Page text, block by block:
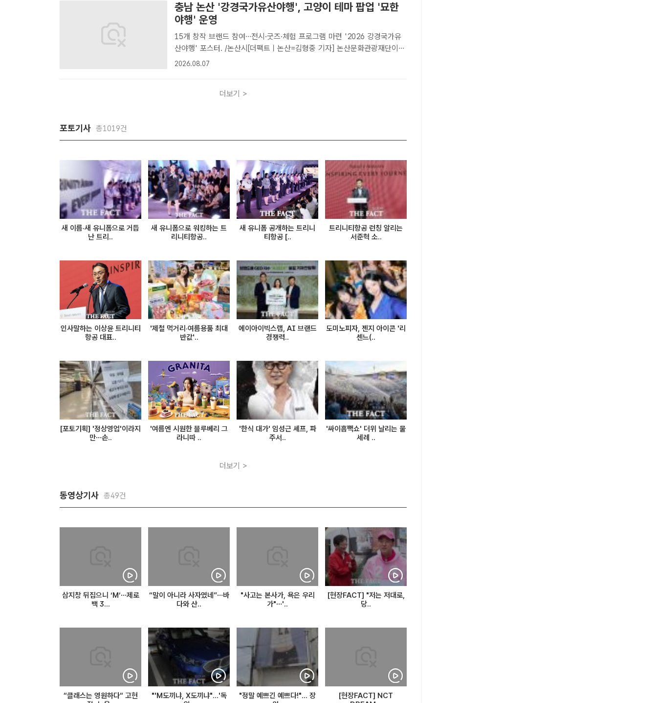
충남 논산 '강경국가유산야행', 고양이 테마 팝업 '묘한
야행' 운영
15개 창작 브랜드 참여…전시·굿즈·체험 프로그램 마련 '2026 강경국가유
산야행' 포스터. /논산시[더팩트ㅣ논산=김형중 기자] 논산문화관광재단이
'2026 강경국가유산야행' 기간 고양이를 주제로 한 특별 팝업스토어 '묘한
2026.08.07
더보기 >
포토기사 총1019건
새 이름·새 유니폼으로 거듭
난 트리..
새 유니폼으로 워킹하는 트
리니티항공..
새 유니폼 공개하는 트리니
티항공 [..
트리니티항공 런칭 알리는
서준혁 소..
인사말하는 이상윤 트리니티
항공 대표..
'제철 먹거리·여름용품 최대
반값'..
에이아이빅스랩, AI 브랜드
경쟁력..
도미노피자, 젠지 아이콘 '리
센느(..
[포토기획] '정상영업'이라지
만…손..
'여름엔 시원한 블루베리 그
라니따 ..
'한식 대가' 임성근 셰프, 파
주서..
'싸이흠뻑쇼' 더위 날리는 물
세례 ..
더보기 >
동영상기사 총49건
삼지창 뒤집으니 ‘M’…제로
백 3...
“말이 아니라 사자였네”…바
다와 산..
"사고는 본사가, 욕은 우리
가"…'..
[현장FACT] "저는 저대로,
당..
“클래스는 영원하다“ 고현
"'M도끼냐, X도끼냐"...'독
"정말 예쁘긴 예쁘다!"... 장
[현장FACT] NCT